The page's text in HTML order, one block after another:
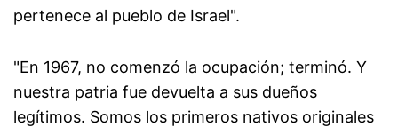
pertenece al pueblo de Israel".
"En 1967, no comenzó la ocupación; terminó. Y
nuestra patria fue devuelta a sus dueños
legítimos. Somos los primeros nativos originales